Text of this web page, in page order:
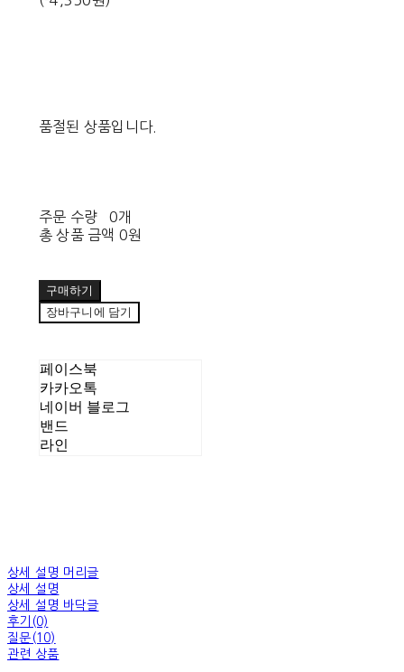
품절된 상품입니다.
주문 수량
0개
총 상품 금액 0원
구매하기
장바구니에 담기
페이스북
카카오톡
네이버 블로그
밴드
라인
상세 설명 머리글
상세 설명
상세 설명 바닥글
후기(0)
질문(10)
관련 상품